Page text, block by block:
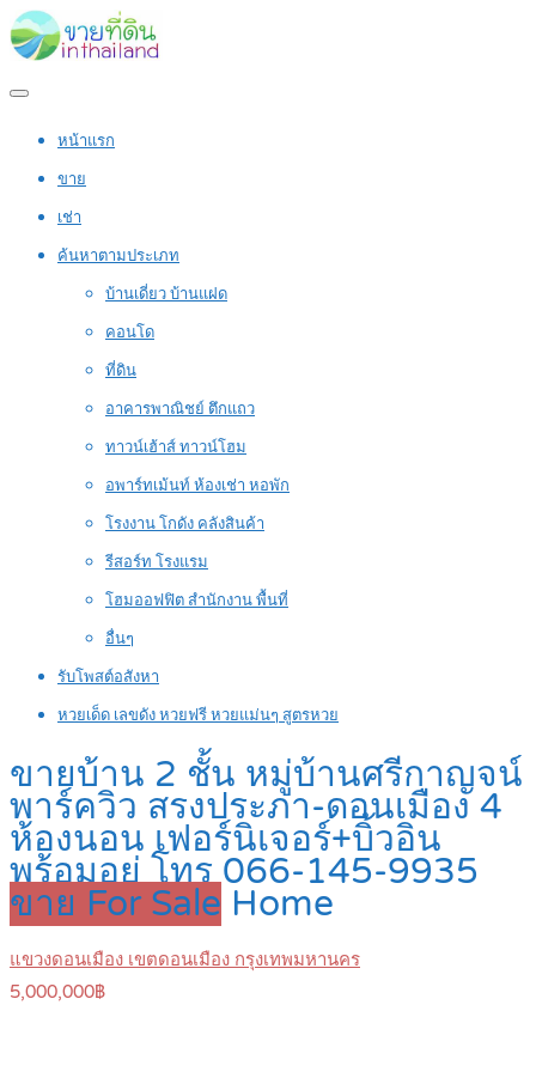
หน้าแรก
ขาย
เช่า
ค้นหาตามประเภท
บ้านเดี่ยว บ้านแฝด
คอนโด
ที่ดิน
อาคารพาณิชย์ ตึกแถว
ทาวน์เฮ้าส์ ทาวน์โฮม
อพาร์ทเม้นท์ ห้องเช่า หอพัก
โรงงาน โกดัง คลังสินค้า
รีสอร์ท โรงแรม
โฮมออฟฟิต สำนักงาน พื้นที่
อื่นๆ
รับโพสต์อสังหา
หวยเด็ด เลขดัง หวยฟรี หวยแม่นๆ สูตรหวย
ขายบ้าน 2 ชั้น หมู่บ้านศรีกาญจน์
พาร์ควิว สรงประภา-ดอนเมือง 4
ห้องนอน เฟอร์นิเจอร์+บิ้วอิน
พร้อมอยู่ โทร 066-145-9935
ขาย For Sale Home
แขวงดอนเมือง เขตดอนเมือง กรุงเทพมหานคร
5,000,000฿